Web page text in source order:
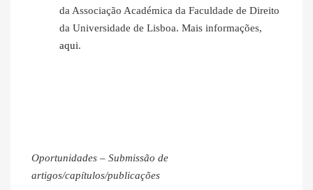
da Associação Académica da Faculdade de Direito
da Universidade de Lisboa. Mais informações,
aqui.
Oportunidades – Submissão de
artigos/capítulos/publicações